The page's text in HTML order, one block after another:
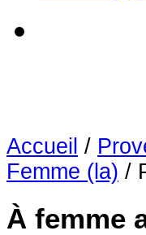
Accueil /
Femme (la) /
À femme